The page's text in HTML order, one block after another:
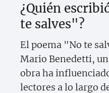
¿Quién
te salves"?
El poema "No te
Mario Benedetti,
obra ha
lectores a lo largo